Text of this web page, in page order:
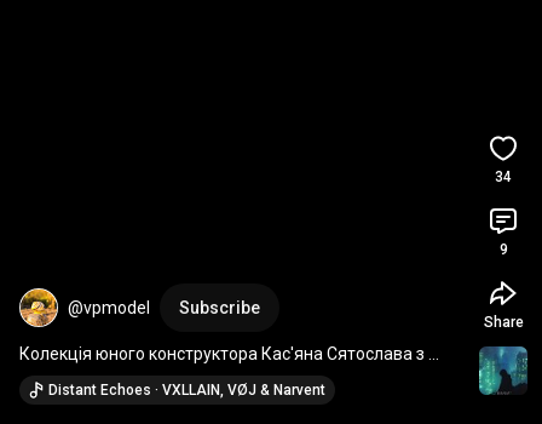
@vpmodel Subscribe
Колекція юного конструктора Кас'яна Сятослава з
журналу ЮМКТ #craft#papercraft#papermodel
#юмкт
Distant Echoes · VXLLAIN, VØJ & Narvent
34
9
Share